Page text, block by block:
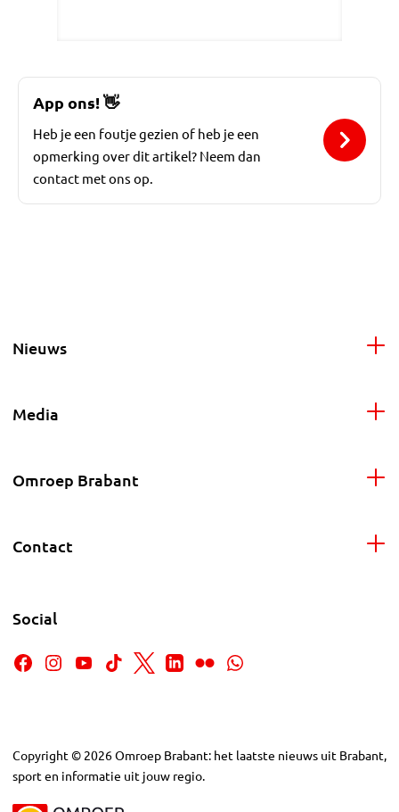
App ons! 👋
Heb je een foutje gezien of heb je een
opmerking over dit artikel? Neem dan
contact met ons op.
Nieuws
Media
Omroep Brabant
Contact
Social
Copyright © 2026Omroep Brabant: het laatste nieuws uit Brabant,
sport en informatie uit jouw regio.